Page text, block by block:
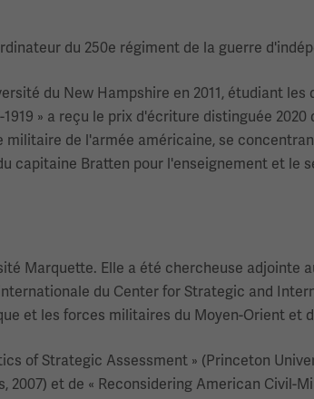
du 250e régiment de la guerre
du New Hampshire en 2011, étudiant
» a reçu le prix d'écriture distinguée
de l'armée américaine, se
capitaine Bratten pour l'enseignement et le
Marquette. Elle a été chercheuse adjointe
du Center for Strategic and
et les forces militaires du Moyen-Orient et
of Strategic Assessment » (Princeton
et de « Reconsidering American Civil-